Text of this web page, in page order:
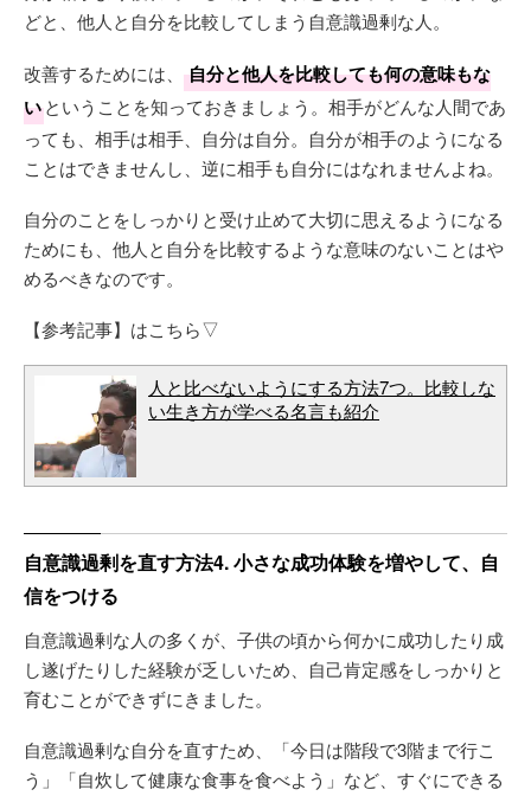
どと、他人と自分を比較してしまう自意識過剰な人。
改善するためには、
自分と他人を比較しても何の意味もな
いということを知っておきましょう。相手がどんな人間であ
っても、相手は相手、自分は自分。自分が相手のようになる
ことはできませんし、逆に相手も自分にはなれませんよね。
自分のことをしっかりと受け止めて大切に思えるようになる
ためにも、他人と自分を比較するような意味のないことはや
めるべきなのです。
【参考記事】はこちら▽
人と比べないようにする方法7つ。比較しな
い生き方が学べる名言も紹介
自意識過剰を直す方法4. 小さな成功体験を増やして、自
信をつける
自意識過剰な人の多くが、子供の頃から何かに成功したり成
し遂げたりした経験が乏しいため、自己肯定感をしっかりと
育むことができずにきました。
自意識過剰な自分を直すため、「今日は階段で3階まで行こ
う」「自炊して健康な食事を食べよう」など、すぐにできる